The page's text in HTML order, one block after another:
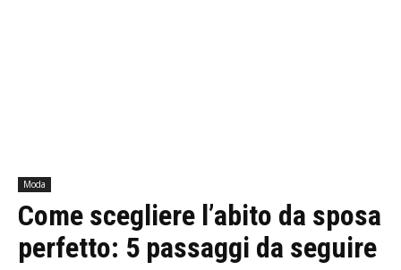
Moda
Come scegliere l’abito da sposa
perfetto: 5 passaggi da seguire